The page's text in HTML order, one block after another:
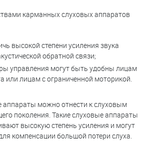
карманных слуховых аппаратов
высокой степени усиления звука
обратной связи;
управления могут быть удобны лицам
или лицам с ограниченной моторикой.
можно отнести к слуховым
поколения. Такие слуховые аппараты
высокую степень усиления и могут
компенсации большой потери слуха.